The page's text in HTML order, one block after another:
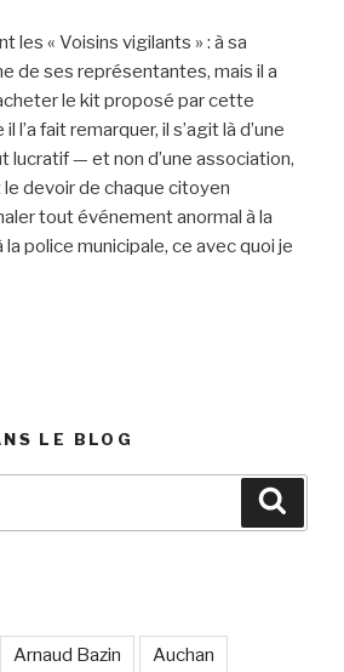
les « Voisins vigilants » : à sa
de ses représentantes, mais il a
le kit proposé par cette
l’a fait remarquer, il s’agit là d’une
lucratif — et non d’une association,
le devoir de chaque citoyen
tout événement anormal à la
police municipale, ce avec quoi je
LE BLOG
Arnaud Bazin Auchan